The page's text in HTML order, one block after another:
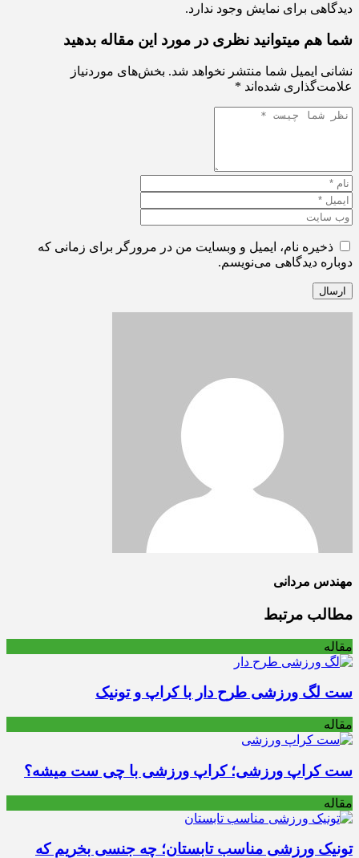
دیدگاهی برای نمایش وجود ندارد.
شما هم میتوانید نظری در مورد این مقاله بدهید
نشانی ایمیل شما منتشر نخواهد شد. بخش‌های موردنیاز
علامت‌گذاری شده‌اند *
ذخیره نام، ایمیل و وبسایت من در مرورگر برای زمانی که
دوباره دیدگاهی می‌نویسم.
ارسال
مهندس مردانی
مطالب مرتبط
مقاله
ست لگ ورزشی طرح دار با کراپ و تونیک
مقاله
ست کراپ ورزشی؛ کراپ ورزشی با چی ست میشه؟
مقاله
تونیک ورزشی مناسب تابستان؛ چه جنسی بخریم که